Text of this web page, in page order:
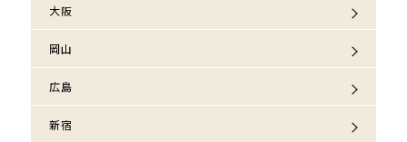
大阪
岡山
広島
新宿